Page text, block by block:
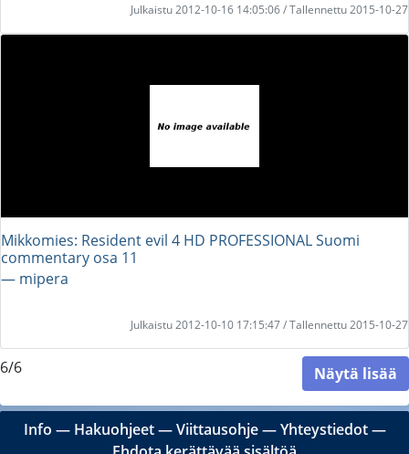
Julkaistu 2012-10-16 14:05:06 / Tallennettu 2015-10-27
Mikkomies: Resident evil 4 HD PROFESSIONAL Suomi
commentary osa 11
― mipera
Julkaistu 2012-10-10 17:15:47 / Tallennettu 2015-10-27
6/6 Näytä lisää
Info ― Hakuohjeet―Viittausohje―Yhteystiedot―